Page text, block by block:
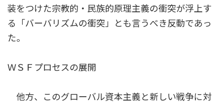
装をつけた宗教的・民族的原理主義の衝突が浮上す
る「バーバリズムの衝突」とも言うべき反動であっ
た。
ＷＳＦプロセスの展開
他方、このグローバル資本主義と新しい戦争に対